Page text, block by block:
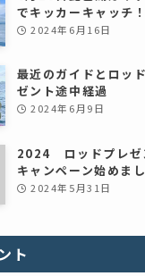
でキッカーキャッチ！
2024年6月16日
最近のガイドとロッ
ゼント途中経過
2024年6月9日
2024 ロッドプレゼ
キャンペーン始めまし
2024年5月31日
ト